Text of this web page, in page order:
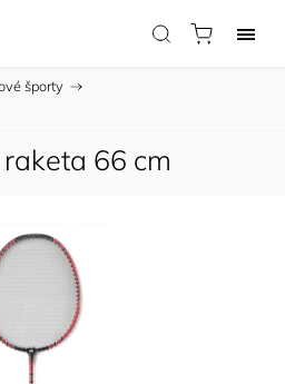
športy /
66 cm